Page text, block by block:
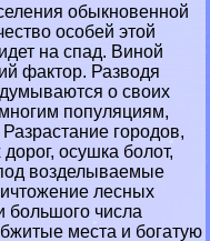
обыкновенной
особей этой
на спад. Виной
фактор. Разводя
о своих
популяциям,
городов,
осушка болот,
возделываемые
лесных
большого числа
места и богатую